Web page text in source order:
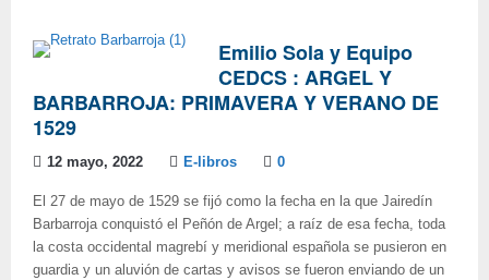
Emilio Sola y Equipo
CEDCS : ARGEL Y
BARBARROJA: PRIMAVERA Y VERANO DE
1529
12 mayo, 2022 E-libros 0
El 27 de mayo de 1529 se fijó como la fecha en la que Jairedín
Barbarroja conquistó el Peñón de Argel; a raíz de esa fecha, toda
la costa occidental magrebí y meridional española se pusieron en
guardia y un aluvión de cartas y avisos se fueron enviando de un